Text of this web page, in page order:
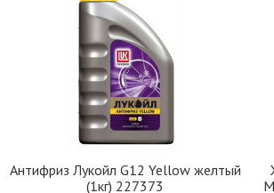
Антифриз Лукойл G12 Yellow желтый
(1кг) 227373